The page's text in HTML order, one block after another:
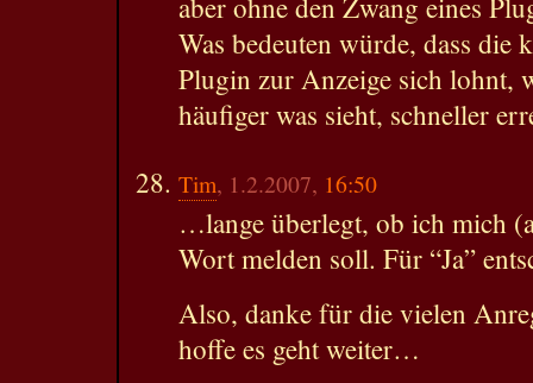
Was bedeuten würde, dass die
Plugin zur Anzeige sich lohnt,
häufiger was sieht, schneller
Tim, 1.2.2007, 16:50
…lange überlegt, ob ich mich
Wort melden soll. Für “Ja”
Also, danke für die vielen
hoffe es geht weiter…